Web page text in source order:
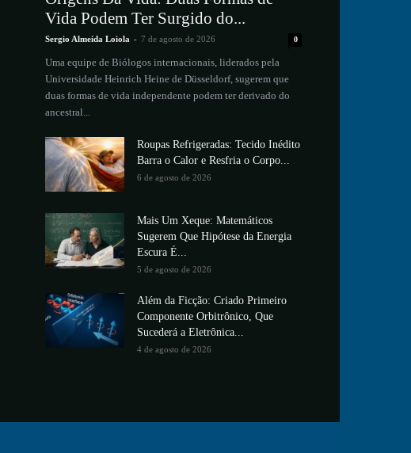
Vida Podem Ter Surgido do...
Sergio Almeida Loiola - 7 de agosto de 2026 0
Uma equipe de Biólogos internacionais, liderados pela
Universidade Heinrich Heine de Düsseldorf, sugerem que
duas formas de vida independente podem ter derivado do
ancestral...
Roupas Refrigeradas: Tecido Inédito
Barra o Calor e Resfria o Corpo...
6 de agosto de 2026
Mais Um Xeque: Matemáticos
Sugerem Que Hipótese da Energia
Escura É...
5 de agosto de 2026
Além da Ficção: Criado Primeiro
Componente Orbitrônico, Que
Sucederá a Eletrônica...
4 de agosto de 2026